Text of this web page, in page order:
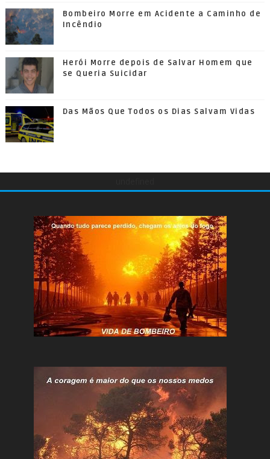
Bombeiro Morre em Acidente a Caminho de
Incêndio
Herói Morre depois de Salvar Homem que
se Queria Suicidar
Das Mãos Que Todos os Dias Salvam Vidas